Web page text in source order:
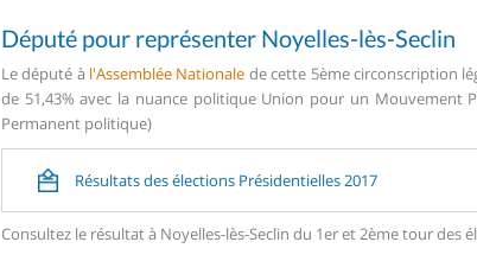
Député pour représenter Noyelles-lès-Seclin
Le député à l'Assemblée Nationale de cette 5ème circonscription
de 51,43% avec la nuance politique Union pour un Mouvement
Permanent politique)
Résultats des élections Présidentielles 2017
Consultez le résultat à Noyelles-lès-Seclin du 1er et 2ème tour des